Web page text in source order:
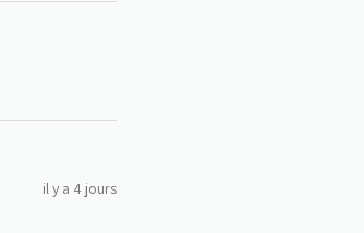
il y a 4 jours